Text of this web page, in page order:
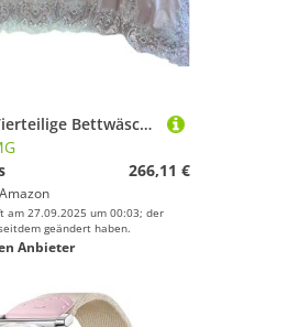
HYHJYMG Vierteilige Bettwäsche-Set Vier Stücke Luxus Hochzeitsbettwäsche Set Bett Wäsche Bettdecke Abdeckungssets mit Stickfaden Langes Grundnahrungsmittel Baumwollblau Prinzessin 3/4 PCs (Blu-Queen
266,11 €
Amazon
am 27.09.2025 um 00:03; der
geändert haben.
Anbieter